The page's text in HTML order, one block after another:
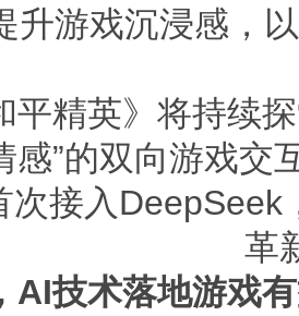
升游戏沉浸感，
平精英》将持续
感”的双向游戏交
AI技术落地游戏